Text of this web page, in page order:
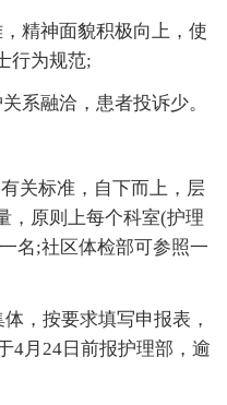
精神面貌积极向上，使
行为规范;
系融洽，患者投诉少。
关标准，自下而上，层
，原则上每个科室(护理
名;社区体检部可参照一
，按要求填写申报表，
4月24日前报护理部，逾